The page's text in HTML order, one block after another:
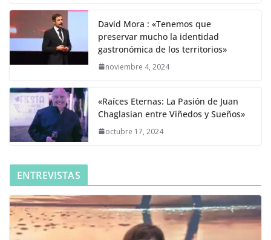
David Mora : «Tenemos que
preservar mucho la identidad
gastronómica de los territorios»
noviembre 4, 2024
«Raíces Eternas: La Pasión de Juan
Chaglasian entre Viñedos y Sueños»
octubre 17, 2024
ENTREVISTAS